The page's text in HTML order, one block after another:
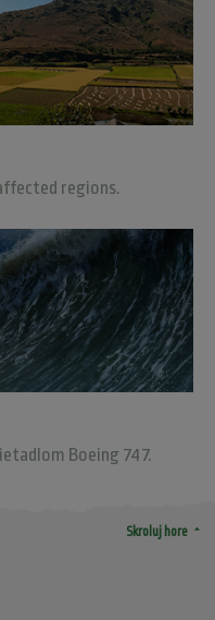
regions.
Boeing 747.
Skroluj hore arrow_drop_up